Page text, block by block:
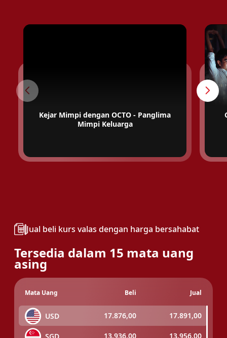
Kejar Mimpi dengan OCTO - Panglima
Mimpi Keluarga
Jual beli kurs valas dengan harga bersahabat
Tersedia dalam 15 mata uang
asing
Mata Uang Beli Jual
USD 17.876,00 17.891,00
13.936,00 13.956,00